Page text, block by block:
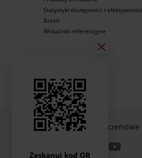
Zeskanuj kod QR
Statystyki dostępności i efektywności
Brexit
Wskaźniki referencyjne
Informacje o bezpieczeństwie